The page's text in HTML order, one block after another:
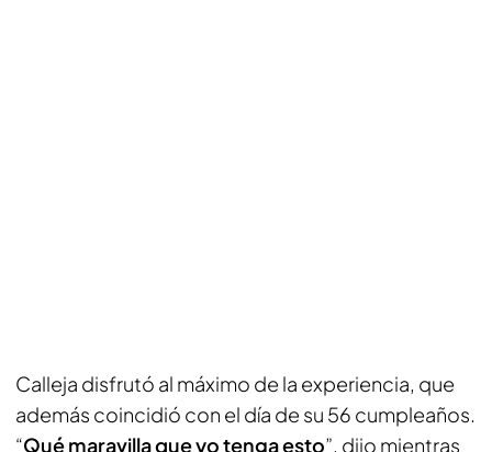
Calleja disfrutó al máximo de la experiencia, que
además coincidió con el día de su 56 cumpleaños.
“Qué maravilla que yo tenga esto”, dijo mientras